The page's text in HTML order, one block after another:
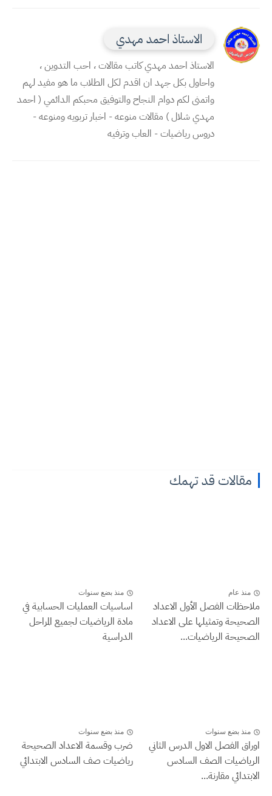
الاستاذ احمد مهدي
الاستاذ احمد مهدي كاتب مقالات ، احب التدوين ،
واحاول بكل جهد ان اقدم لكل الطلاب ما هو مفيد لهم
واتمنى لكم دوام النجاح والتوفيق محبكم الدائمي ( احمد
مهدي شلال ) مقالات منوعه - اخبار تربويه ومنوعه -
دروس رياضيات - العاب وترفيه
مقالات قد تهمك
منذ عام
ملاحظات الفصل الأول الاعداد
الصحيحة وتمثيلها على الاعداد
الصحيحة الرياضيات...
منذ بضع سنوات
اساسيات العمليات الحسابية في
مادة الرياضيات لجميع المراحل
الدراسية
منذ بضع سنوات
اوراق الفصل الاول الدرس الثاني
الرياضيات الصف السادس
الابتدائي مقارنة...
منذ بضع سنوات
ضرب وقسمة الاعداد الصحيحة
رياضيات صف السادس الابتدائي